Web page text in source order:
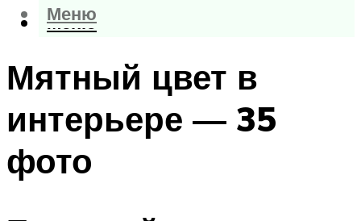
Меню
Меню
Мятный цвет в
интерьере — 35
фото